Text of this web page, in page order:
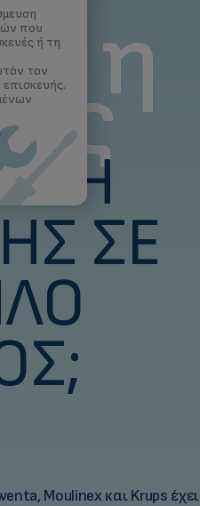
που
ή τη
τον
η
ΣΕ
Moulinex και Krups έχει